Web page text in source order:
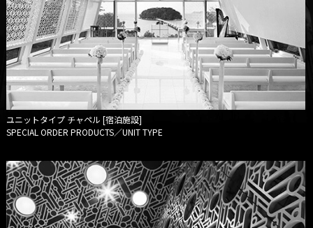
ユニットタイプ チャペル [宿泊施設]
SPECIAL ORDER PRODUCTS／UNIT TYPE